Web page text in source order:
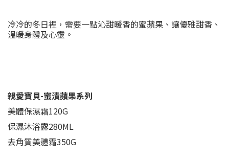
冷冷的冬日裡，需要一點沁甜暖香的蜜蘋果、讓優雅甜香、
溫暖身體及心靈。
親愛寶貝-蜜漬蘋果系列
美體保濕霜120G
保濕沐浴露280ML
去角質美體霜350G